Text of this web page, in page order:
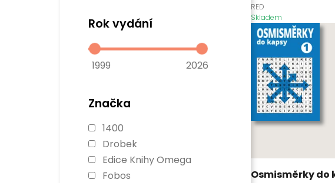
Rok vydání
1999 2026
Značka
1400
Drobek
Edice Knihy Omega
Fobos
RED
Skladem
Osmisměrky do